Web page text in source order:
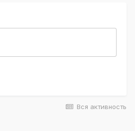
Вся активность